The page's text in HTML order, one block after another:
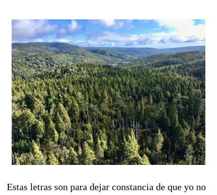
Estas letras son para dejar constancia de que yo no